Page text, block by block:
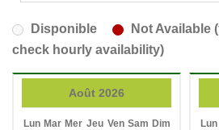
Disponible
Not Available
check hourly availability)
Août 2026
Lun Mar Mer Jeu Ven Sam Dim Lun